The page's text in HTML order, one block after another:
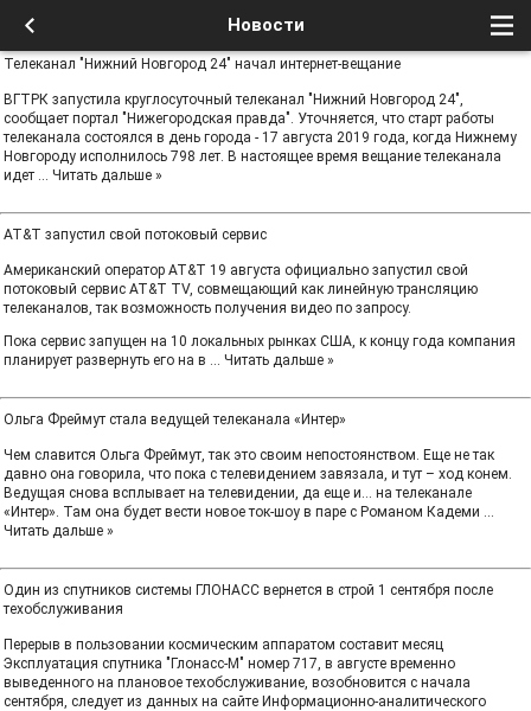
Новости
Телеканал "Нижний Новгород 24" начал интернет-вещание
ВГТРК запустила круглосуточный телеканал "Нижний Новгород 24",
сообщает портал "Нижегородская правда". Уточняется, что старт работы
телеканала состоялся в день города - 17 августа 2019 года, когда Нижнему
Новгороду исполнилось 798 лет. В настоящее время вещание телеканала
идет ... Читать дальше »
AT&T запустил свой потоковый сервис
Американский оператор AT&T 19 августа официально запустил свой
потоковый сервис AT&T TV, совмещающий как линейную трансляцию
телеканалов, так возможность получения видео по запросу.
Пока сервис запущен на 10 локальных рынках США, к концу года компания
планирует развернуть его на в ... Читать дальше »
Ольга Фреймут стала ведущей телеканала «Интер»
Чем славится Ольга Фреймут, так это своим непостоянством. Еще не так
давно она говорила, что пока с телевидением завязала, и тут – ход конем.
Ведущая снова всплывает на телевидении, да еще и… на телеканале
«Интер». Там она будет вести новое ток-шоу в паре с Романом Кадеми ...
Читать дальше »
Один из спутников системы ГЛОНАСС вернется в строй 1 сентября после
техобслуживания
Перерыв в пользовании космическим аппаратом составит месяц
Эксплуатация спутника "Глонасс-М" номер 717, в августе временно
выведенного на плановое техобслуживание, возобновится с начала
сентября, следует из данных на сайте Информационно-аналитического